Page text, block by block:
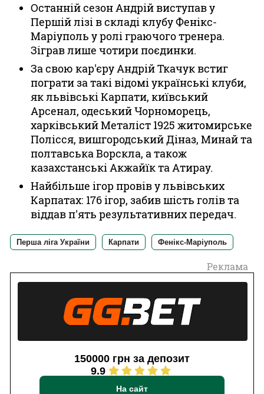
Останній сезон Андрій виступав у
Першій лізі в складі клубу Фенікс-
Маріуполь у ролі граючого тренера.
Зіграв лише чотири поєдинки.
За свою кар'єру Андрій Ткачук встиг
пограти за такі відомі українські клуби,
як львівські Карпати, київський
Арсенал, одеський Чорноморець,
харківський Металіст 1925 житомирське
Полісся, вишгородський Діназ, Минай та
полтавська Ворскла, а також
казахстанські Акжайїк та Атирау.
Найбільше ігор провів у львівських
Карпатах: 176 ігор, забив шість голів та
віддав п'ять результативних передач.
Перша ліга України Карпати Фенікс-Маріуполь
Реклама
150000 грн за депозит
9.9
На сайт